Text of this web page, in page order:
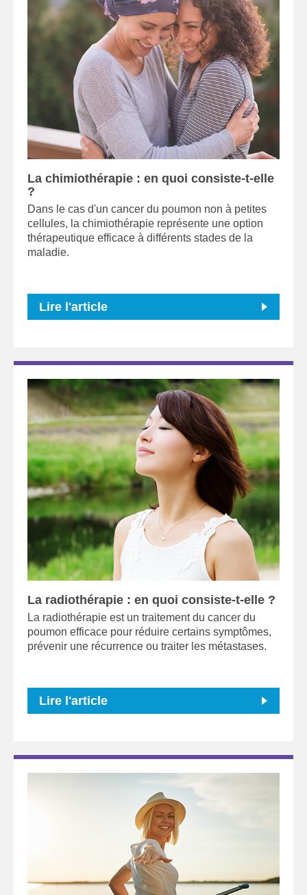
La chimiothérapie : en quoi consiste-t-elle
?
Dans le cas d'un cancer du poumon non à petites
cellules, la chimiothérapie représente une option
thérapeutique efficace à différents stades de la
maladie.
Lire l'article
La radiothérapie : en quoi consiste-t-elle ?
La radiothérapie est un traitement du cancer du
poumon efficace pour réduire certains symptômes,
prévenir une récurrence ou traiter les métastases.
Lire l'article